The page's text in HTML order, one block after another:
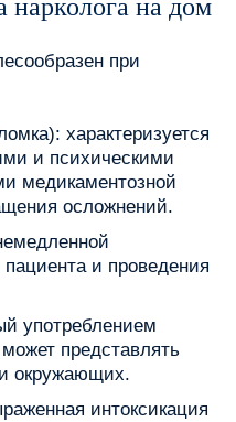
нарколога на дом
при
характеризуется
и психическими
медикаментозной
осложнений.
и проведения
употреблением
представлять
окружающих.
интоксикация